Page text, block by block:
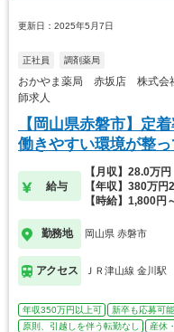
更新日：2025年5月7日
正社員 調剤薬局
おかやま薬局 赤坂店 株式会
師求人
【岡山県赤磐市】定
働きやすい環境が整っ
給与
【月収】28.0万円
【年収】380万円
【時給】1,800円
勤務地 岡山県 赤磐市
アクセス ＪＲ津山線 金川駅
年収350万円以上可 新卒も応募可能
原則、引越しを伴う転勤なし
産休